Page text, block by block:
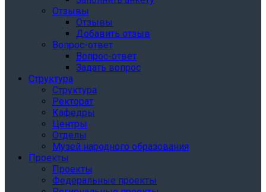
Отзывы
Отзывы
Добавить отзыв
Вопрос-ответ
Вопрос-ответ
Задать вопрос
Структура
Структура
Ректорат
Кафедры
Центры
Отделы
Музей народного образования
Проекты
Проекты
Федеральные проекты